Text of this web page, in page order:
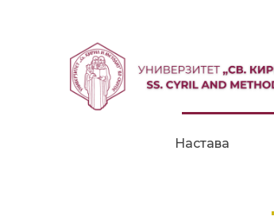
Настава